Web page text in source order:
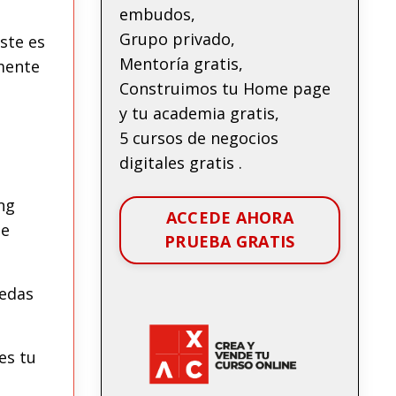
es
tu
embudos,
Grupo privado,
Mentoría gratis,
Construimos tu Home page
y tu academia gratis,
5 cursos de negocios
digitales gratis .
ACCEDE AHORA
PRUEBA GRATIS